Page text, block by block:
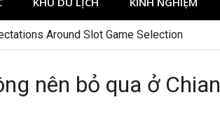
Around Slot Game Selection
nên bỏ qua ở